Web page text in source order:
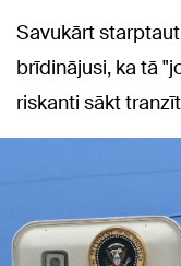
Savukārt
brīdinājusi, ka tā
riskanti sākt